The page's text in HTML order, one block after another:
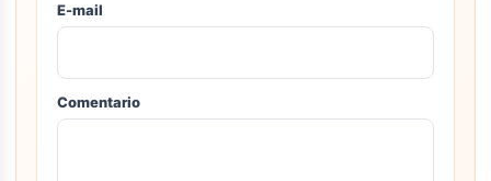
E-mail
Comentario